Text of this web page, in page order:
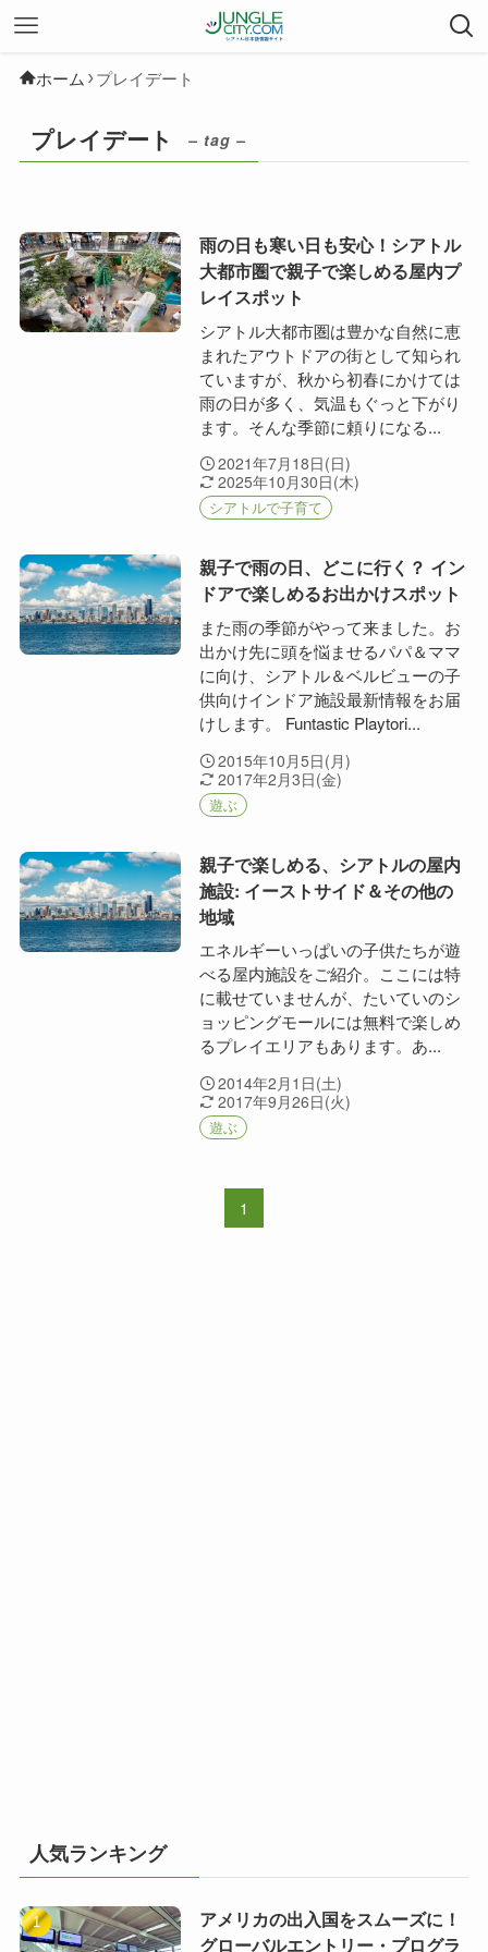
ホーム プレイデート
プレイデート – tag –
雨の日も寒い日も安心！シアトル
大都市圏で親子で楽しめる屋内プ
レイスポット
シアトル大都市圏は豊かな自然に恵
まれたアウトドアの街として知られ
ていますが、秋から初春にかけては
雨の日が多く、気温もぐっと下がり
ます。そんな季節に頼りになる...
2021年7月18日(日)
2025年10月30日(木)
シアトルで子育て
親子で雨の日、どこに行く？ イン
ドアで楽しめるお出かけスポット
また雨の季節がやって来ました。お
出かけ先に頭を悩ませるパパ＆ママ
に向け、シアトル＆ベルビューの子
供向けインドア施設最新情報をお届
けします。 Funtastic Playtori...
2015年10月5日(月)
2017年2月3日(金)
遊ぶ
親子で楽しめる、シアトルの屋内
施設: イーストサイド＆その他の
地域
エネルギーいっぱいの子供たちが遊
べる屋内施設をご紹介。ここには特
に載せていませんが、たいていのシ
ョッピングモールには無料で楽しめ
るプレイエリアもあります。あ...
2014年2月1日(土)
2017年9月26日(火)
遊ぶ
1
人気ランキング
アメリカの出入国をスムーズに！
グローバルエントリー・プログラ